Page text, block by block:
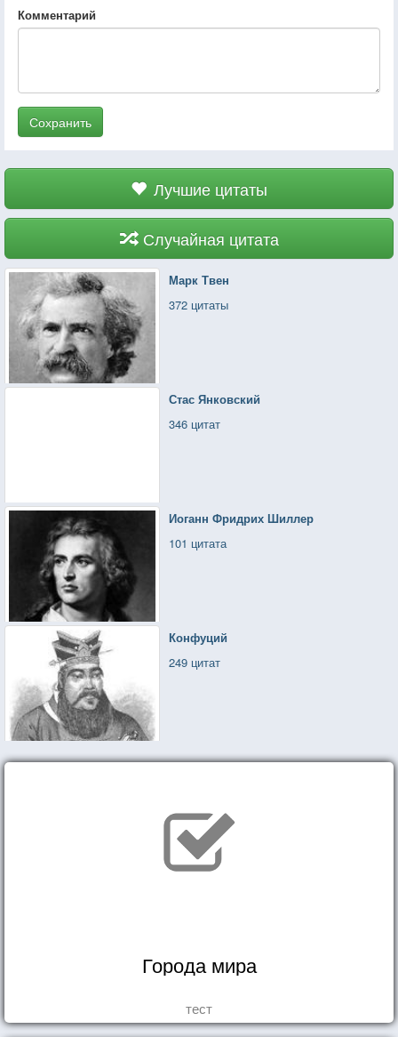
Комментарий
Сохранить
Лучшие цитаты
Случайная цитата
Марк Твен
372 цитаты
Стас Янковский
346 цитат
Иоганн Фридрих Шиллер
101 цитата
Конфуций
249 цитат
Города мира
тест